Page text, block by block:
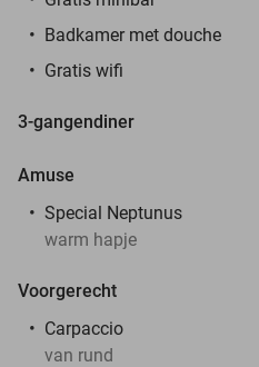
Badkamer met douche
Gratis wifi
3-gangendiner
Amuse
Special Neptunus
warm hapje
Voorgerecht
Carpaccio
van rund